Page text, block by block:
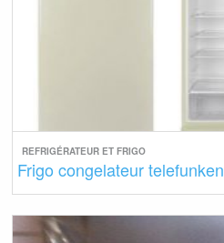
REFRIGÉRATEUR ET FRIGO
Frigo congelateur telefunken